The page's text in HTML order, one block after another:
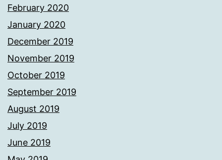
February 2020
January 2020
December 2019
November 2019
October 2019
September 2019
August 2019
July 2019
June 2019